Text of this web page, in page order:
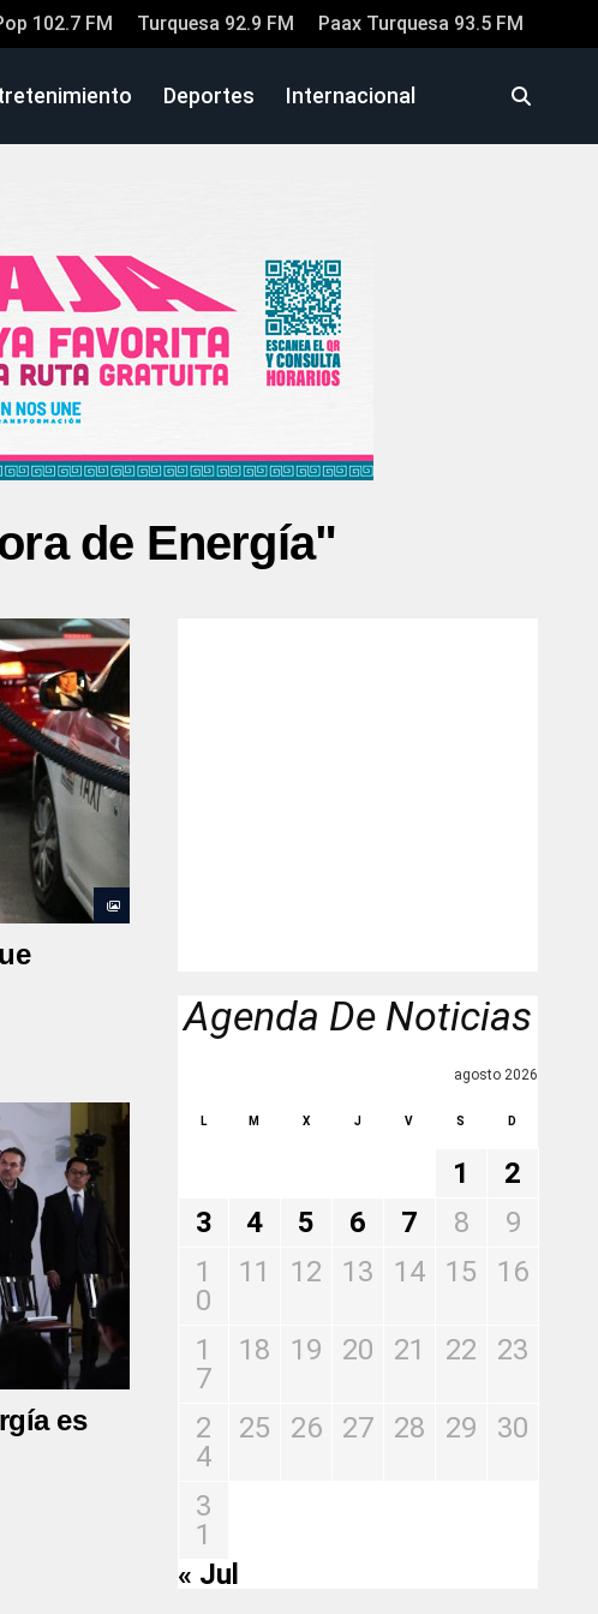
102.7 FM Turquesa 92.9 FM Paax Turquesa 93.5 FM
Deportes Internacional
de Energía"
es
Agenda De Noticias
agosto 2026
L M X J V S D
1
2
3
4 5 6 7 8
9
1
0
11 12 13 14 15 16
1
7
18 19 20 21 22 23
2
4
25 26 27 28 29 30
3
1
« Jul